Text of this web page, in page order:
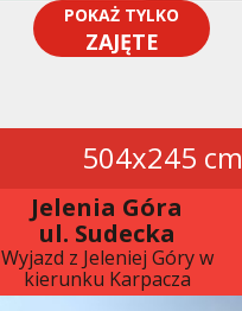
POKAŻ TYLKO
ZAJĘTE
504x245 cm
Jelenia Góra
ul. Sudecka
Wyjazd z Jeleniej Góry w
kierunku Karpacza